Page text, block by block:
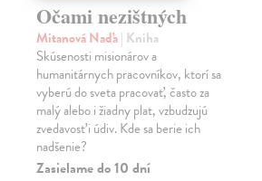
Očami nezištných
Mitanová Naďa| Kniha
Skúsenosti misionárov a
humanitárnych pracovníkov, ktorí sa
vyberú do sveta pracovať, často za
malý alebo i žiadny plat, vzbudzujú
zvedavosť i údiv. Kde sa berie ich
nadšenie?
Zasielame do 10 dní